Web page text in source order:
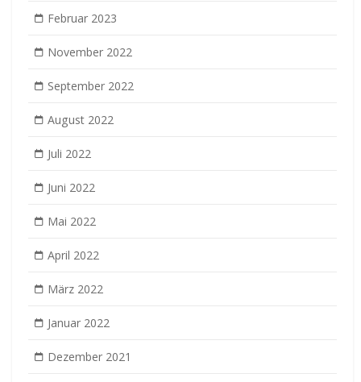
Februar 2023
November 2022
September 2022
August 2022
Juli 2022
Juni 2022
Mai 2022
April 2022
März 2022
Januar 2022
Dezember 2021